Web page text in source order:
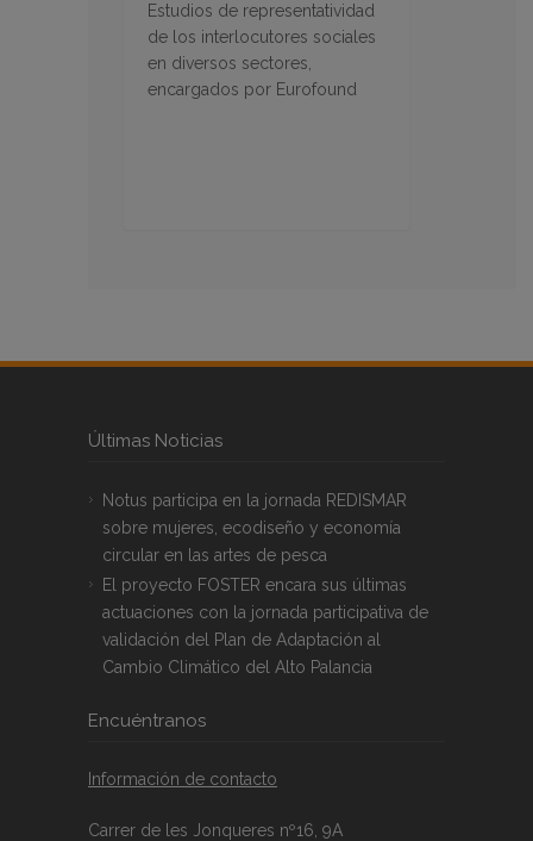
Estudios de representatividad
de los interlocutores sociales
en diversos sectores,
encargados por Eurofound
Últimas Noticias
Notus participa en la jornada REDISMAR
sobre mujeres, ecodiseño y economía
circular en las artes de pesca
El proyecto FOSTER encara sus últimas
actuaciones con la jornada participativa de
validación del Plan de Adaptación al
Cambio Climático del Alto Palancia
Encuéntranos
Información de contacto
Carrer de les Jonqueres nº16, 9A